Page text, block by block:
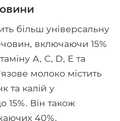
більш універсальну
включаючи 15%
А, С, D, Е та
молоко містить
та калій у
15%. Він також
40%.